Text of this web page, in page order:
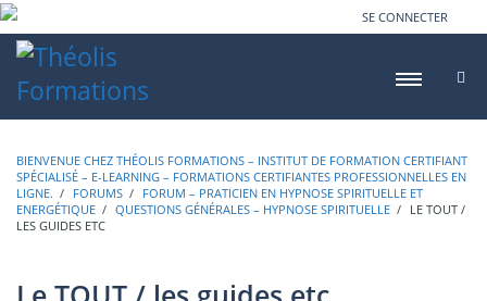
SE CONNECTER
BIENVENUE CHEZ THÉOLIS FORMATIONS – INSTITUT DE FORMATION CERTIFIANT
SPÉCIALISÉ – E-LEARNING – FORMATIONS CERTIFIANTES PROFESSIONNELLES EN
LIGNE.
FORUMS
FORUM – PRATICIEN EN HYPNOSE SPIRITUELLE ET
ENERGÉTIQUE
QUESTIONS GÉNÉRALES – HYPNOSE SPIRITUELLE
LE TOUT /
LES GUIDES ETC